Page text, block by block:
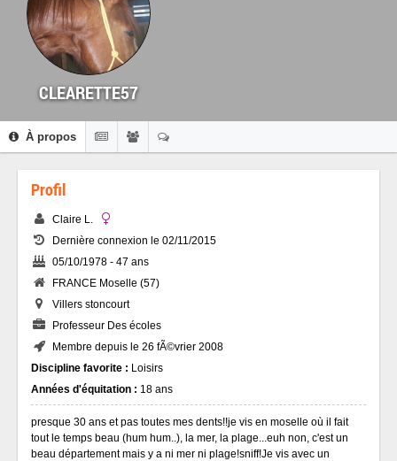
CLEARETTE57
À propos
Profil
Claire L.
Dernière connexion le 02/11/2015
05/10/1978 - 47 ans
FRANCE Moselle (57)
Villers stoncourt
Professeur Des écoles
Membre depuis le 26 fÃ©vrier 2008
Discipline favorite : Loisirs
Années d'équitation : 18 ans
presque 30 ans et pas toutes mes dents!!je vis en moselle où il fait
tout le temps beau (hum hum..), la mer, la plage...euh non, c'est un
beau département mais y a ni mer ni plage!sniff!Je vis avec un